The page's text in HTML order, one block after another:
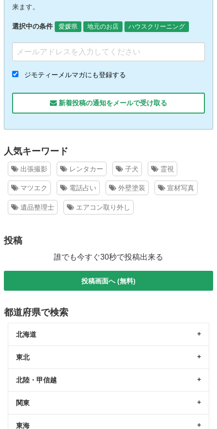
来ます。
選択中の条件 愛媛県 地元のお店 ハウスクリーニング
ジモティーメルマガにも登録する
新着投稿の通知をメールで受け取る
人気キーワード
出張撮影 レンタカー 子犬 霊視
マツエク 電話占い 外壁塗装 宣材写真
遺品整理士 エアコン取り外し
投稿
誰でも今すぐ30秒で投稿出来る
投稿画面へ (無料)
都道府県で検索
北海道
東北
北陸・甲信越
関東
東海